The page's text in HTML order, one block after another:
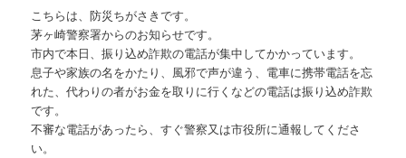
こちらは、防災ちがさきです。
茅ヶ崎警察署からのお知らせです。
市内で本日、振り込め詐欺の電話が集中してかかっています。
息子や家族の名をかたり、風邪で声が違う、電車に携帯電話を忘
れた、代わりの者がお金を取りに行くなどの電話は振り込め詐欺
です。
不審な電話があったら、すぐ警察又は市役所に通報してくださ
い。